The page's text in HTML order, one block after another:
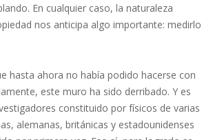
En cualquier caso, la naturaleza
nos anticipa algo importante: medirlo
hasta ahora no había podido hacerse con
este muro ha sido derribado. Y es
constituido por físicos de varias
alemanas, británicas y estadounidenses